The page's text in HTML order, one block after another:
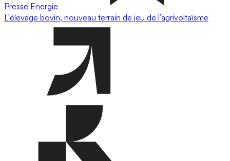
Presse Energie
L'élevage bovin, nouveau terrain de jeu de l’agrivoltaïsme